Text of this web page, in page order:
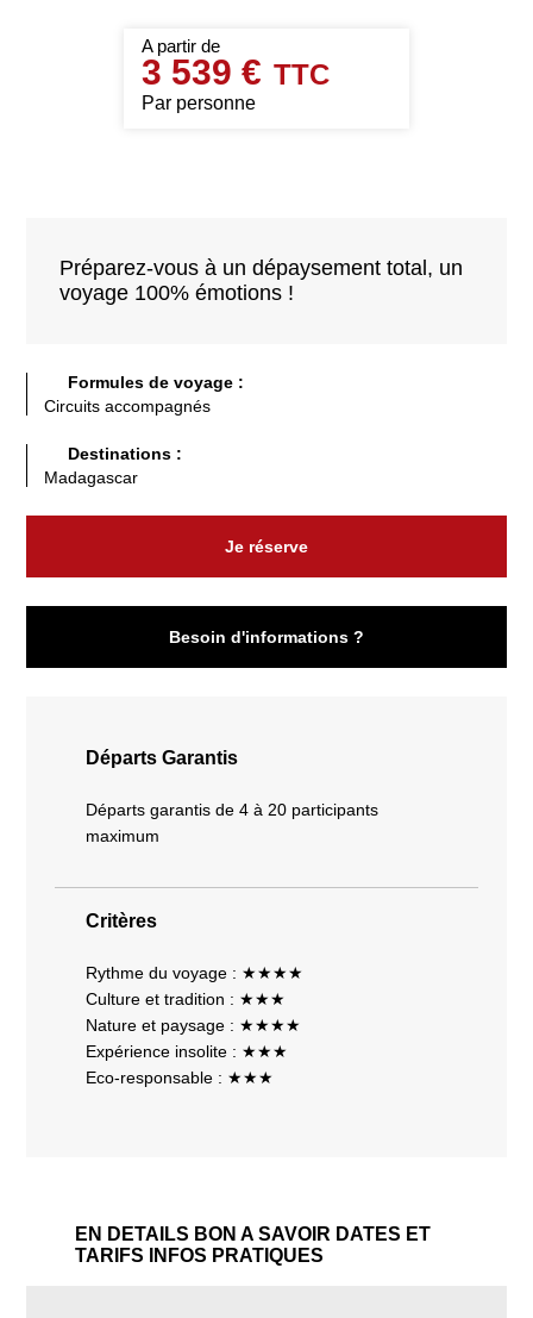
3 539 €
Par personne
Préparez-vous à un dépaysement total, un
voyage 100% émotions !
Formules de voyage :
Circuits accompagnés
Destinations :
Madagascar
Je réserve
Besoin d'informations ?
Départs Garantis
Départs garantis de 4 à 20 participants
maximum
Critères
Rythme du voyage : ★★★★
Culture et tradition : ★★★
Nature et paysage : ★★★★
Expérience insolite : ★★★
Eco-responsable : ★★★
EN DETAILS BON A SAVOIR DATES ET
TARIFS
INFOS PRATIQUES